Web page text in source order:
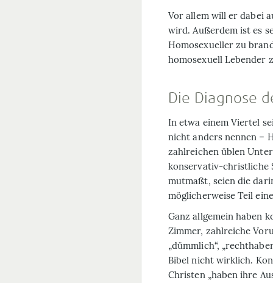
Vor allem will er dabei
wird. Außerdem ist es
Homosexueller zu
homosexuell Lebender
Die Diagnose
In etwa einem Viertel
nicht anders nennen –
zahlreichen üblen
konservativ-christliche
mutmaßt, seien die
möglicherweise Teil
Ganz allgemein haben
Zimmer, zahlreiche
„dümmlich“,
Bibel nicht wirklich.
Christen „haben ihre